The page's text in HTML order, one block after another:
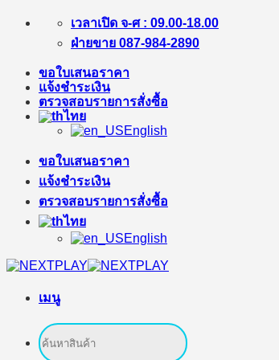
ข้าม
เนื้อหา
เวลาเปิด จ-ศ : 09.00-18.00
ฝ่ายขาย 087-984-2890
ขอใบเสนอราคา
แจ้งชำระเงิน
ตรวจสอบรายการสั่งซื้อ
ไทย
English
ขอใบเสนอราคา
แจ้งชำระเงิน
ตรวจสอบรายการสั่งซื้อ
ไทย
English
เมนู
ค้นหา: